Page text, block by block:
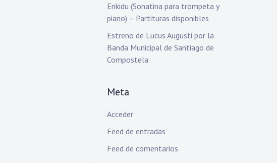
Enkidu (Sonatina para trompeta y
piano) – Partituras disponibles
Estreno de Lucus Augusti por la
Banda Municipal de Santiago de
Compostela
Meta
Acceder
Feed de entradas
Feed de comentarios